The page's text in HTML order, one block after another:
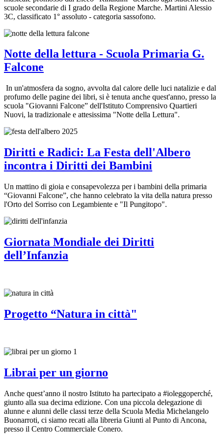
scuole secondarie di I grado della Regione Marche. Martini Alessio
3C, classificato 1° assoluto - categoria sassofono.
Notte della lettura - Scuola Primaria G.
Falcone
In un'atmosfera da sogno, avvolta dal calore delle luci natalizie e dal
profumo delle pagine dei libri, si è tenuta anche quest'anno, presso la
scuola "Giovanni Falcone” dell'Istituto Comprensivo Quartieri
Nuovi, la tradizionale e attesissima "Notte della Lettura".
Diritti e Radici: La Festa dell'Albero
incontra i Diritti dei Bambini
Un mattino di gioia e consapevolezza per i bambini della primaria
“Giovanni Falcone”, che hanno celebrato la vita della natura presso
l'Orto del Sorriso con Legambiente e "Il Pungitopo".
Giornata Mondiale dei Diritti
dell’Infanzia
Progetto “Natura in città"
Librai per un giorno
Anche quest’anno il nostro Istituto ha partecipato a #ioleggoperché,
giunto alla sua decima edizione. Con una piccola delegazione di
alunne e alunni delle classi terze della Scuola Media Michelangelo
Buonarroti, ci siamo recati alla libreria Giunti al Punto di Ancona,
presso il Centro Commerciale Conero.